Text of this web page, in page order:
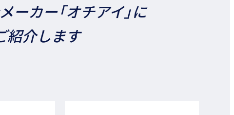
カー「オチアイ」に
紹介します